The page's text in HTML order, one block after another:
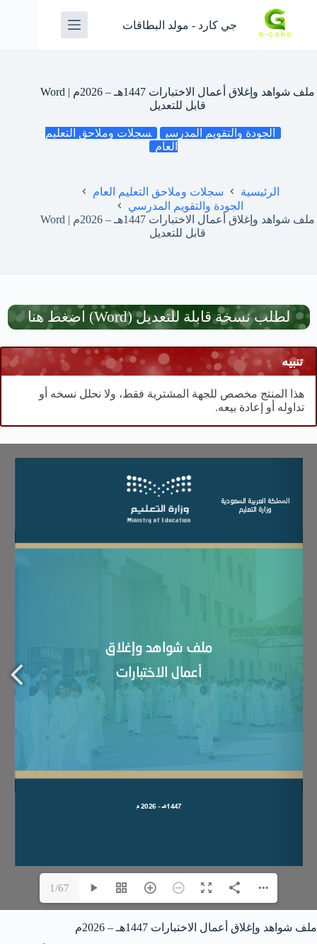
جي كارد - مولد البطاقات
ملف شواهد وإغلاق أعمال الاختبارات 1447هـ – 2026م | Word
قابل للتعديل
الجودة والتقويم المدرسي
سجلات وملاحق التعليم
العام
الرئيسية
سجلات وملاحق التعليم العام
الجودة والتقويم المدرسي
ملف شواهد وإغلاق أعمال الاختبارات 1447هـ – 2026م | Word
قابل للتعديل
لطلب نسخة قابلة للتعديل (Word) اضغط هنا
تنبيه
هذا المنتج مخصص للجهة المشترية فقط، ولا نحلل نسخه أو
تداوله أو إعادة بيعه.
1/67
ملف شواهد وإغلاق أعمال الاختبارات 1447هـ – 2026م